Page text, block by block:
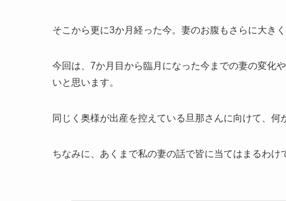
そこから更に3か月経った今。妻のお腹もさらに大きく
今回は、 7か月目から臨月になった今までの妻の変化
いと思います。
同じく奥様が出産を控えている旦那さんに向けて、何
ちなみに、あくまで私の妻の話で皆に当てはまるわけ